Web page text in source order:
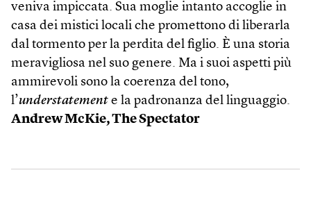
veniva impiccata. Sua moglie intanto accoglie in
casa dei mistici locali che promettono di liberarla
dal tormento per la perdita del figlio. È una storia
meravigliosa nel suo genere. Ma i suoi aspetti più
ammirevoli sono la coerenza del tono,
l’understatement e la padronanza del linguaggio.
Andrew McKie, The Spectator